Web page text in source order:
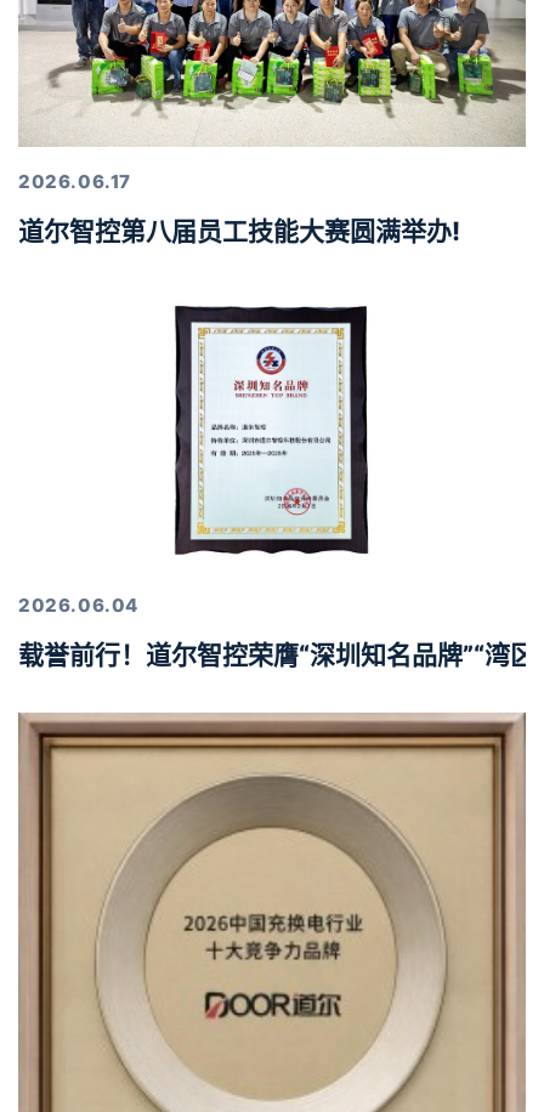
2026.06.17
道尔智控第八届员工技能大赛圆满举办!
2026.06.04
载誉前行！道尔智控荣膺“深圳知名品牌”“湾